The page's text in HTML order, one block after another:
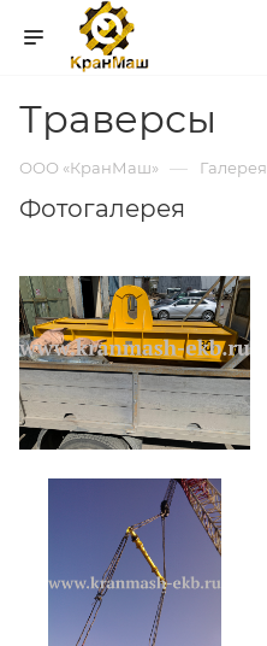
Траверсы
ООО «КранМаш» — Галерея
Фотогалерея